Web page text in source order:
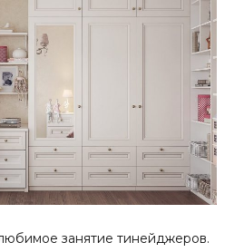
занятие тинейджеров.